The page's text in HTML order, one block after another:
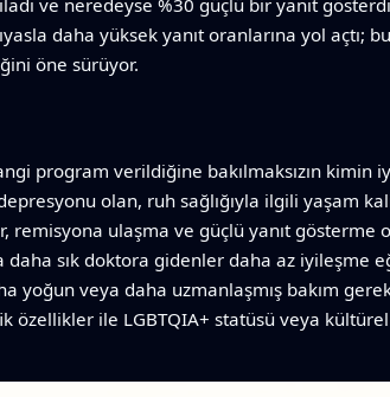
daha yüksek yanıt oranlarına yol açtı;
öne sürüyor.
program verildiğine bakılmaksızın kimin
olan, ruh sağlığıyla ilgili yaşam
ulaşma ve güçlü yanıt gösterme
sık doktora gidenler daha az iyileşme
yoğun veya daha uzmanlaşmış bakım
özellikler ile LGBTQIA+ statüsü veya